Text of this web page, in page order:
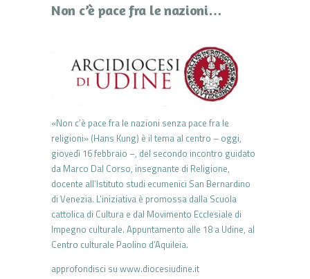
Non c’è pace fra le nazioni…
«Non c’è pace fra le nazioni senza pace fra le
religioni» (Hans Kung) è il tema al centro – oggi,
giovedì 16 febbraio –, del secondo incontro guidato
da Marco Dal Corso, insegnante di Religione,
docente all’Istituto studi ecumenici San Bernardino
di Venezia. L’iniziativa è promossa dalla Scuola
cattolica di Cultura e dal Movimento Ecclesiale di
Impegno culturale. Appuntamento alle 18 a Udine, al
Centro culturale Paolino d’Aquileia.
approfondisci su www.diocesiudine.it